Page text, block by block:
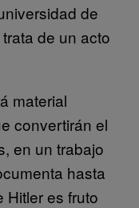
de
de un acto
material
convertirán el
en un trabajo
hasta
Hitler es fruto